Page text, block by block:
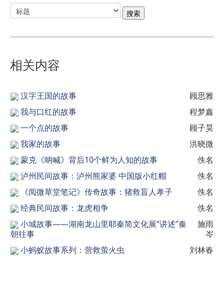
相关内容
汉字王国的故事
顾思雅
我与口红的故事
程梦鑫
一个点的故事
顾子昊
我家的故事
洪晓微
蒙克《呐喊》背后10个鲜为人知的故事
佚名
泸州民间故事：泸州熊家婆 中国版小红帽
佚名
《阅微草堂笔记》传奇故事：猪救盲人孝子
佚名
经典民间故事：龙虎相争
佚名
小城故事——湖南龙山里耶秦简文化展“讲述”秦
朝往事
施雨
岑
小蚂蚁故事系列：营救萤火虫
刘林春